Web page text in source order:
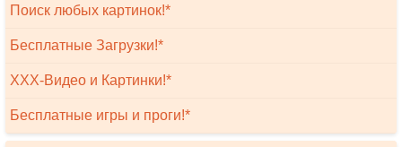
Поиск любых картинок!*
Бесплатные Загрузки!*
XXX-Видео и Картинки!*
Бесплатные игры и проги!*